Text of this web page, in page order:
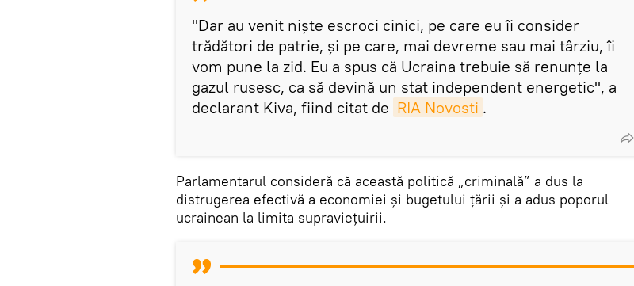
"Dar au venit niște escroci cinici, pe care eu îi consider
trădători de patrie, și pe care, mai devreme sau mai târziu, îi
vom pune la zid. Eu a spus că Ucraina trebuie să renunțe la
gazul rusesc, ca să devină un stat independent energetic", a
declarant Kiva, fiind citat de RIA Novosti .
Parlamentarul consideră că această politică „criminală” a dus la
distrugerea efectivă a economiei și bugetului țării și a adus poporul
ucrainean la limita supraviețuirii.